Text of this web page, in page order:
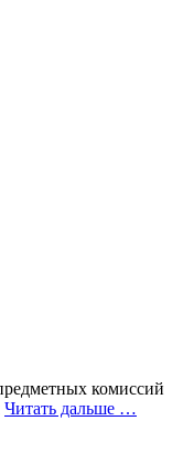
комиссий
Читать дальше …